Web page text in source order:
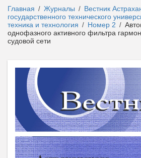
Главная / Журналы / Вестник
государственного технического
техника и технология / Номер 2 /
однофазного активного фильтра
судовой сети